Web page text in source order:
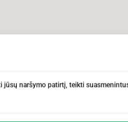
jūsų naršymo patirtį, teikti